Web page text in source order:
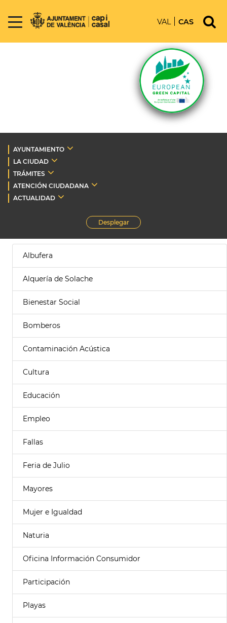
VAL CAS
AYUNTAMIENTO
LA CIUDAD
TRÁMITES
ATENCIÓN CIUDADANA
ACTUALIDAD
Desplegar
Albufera
Alquería de Solache
Bienestar Social
Bomberos
Contaminación Acústica
Cultura
Educación
Empleo
Fallas
Feria de Julio
Mayores
Mujer e Igualdad
Naturia
Oficina Información Consumidor
Participación
Playas